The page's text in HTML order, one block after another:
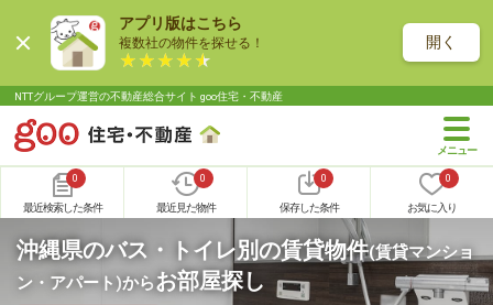
アプリ版はこちら
複数社の物件を探せる！ 開く
NTTグループ運営の不動産総合サイト goo住宅・不動産
0
最近検索した条件
0
最近見た物件
0
保存した条件
0
お気に入り
沖縄県のバス・トイレ別の賃貸物件(賃貸マンショ
ン・アパート)からお部屋探し